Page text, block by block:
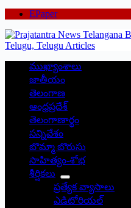
EPaper
ముఖ్యాంశాలు
జాతీయం
తెలంగాణ
ఆంధ్రప్రదేశ్
తెలంగాణార్థం
సన్నివేశం
బొమ్మా బొరుసు
సాహిత్యం-శోభ
శీర్షికలు
ప్రత్యేక వ్యాసాలు
ఎడిటోరియల్